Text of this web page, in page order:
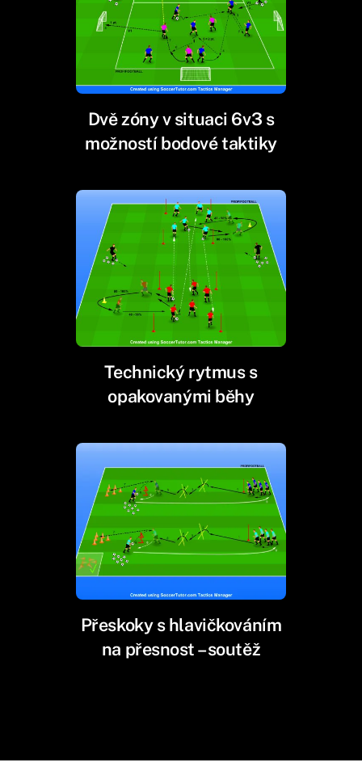
Dvě zóny v situaci 6v3 s
možností bodové taktiky
Technický rytmus s
opakovanými běhy
Přeskoky s hlavičkováním
na přesnost – soutěž